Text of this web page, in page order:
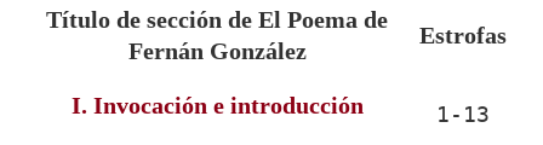
Título de sección de El Poema de
Fernán González
Estrofas
I. Invocación e introducción 1-13